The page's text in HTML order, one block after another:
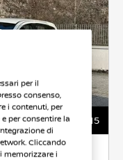
15
per il
consenso,
i contenuti, per
per consentire la
di
Cliccando
memorizzare i